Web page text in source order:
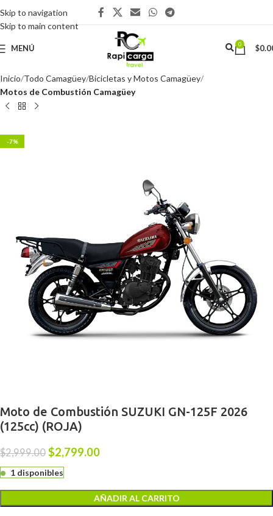
Skip to navigation
Skip to main content
MENÚ 0 $
Inicio Todo Camagüey Bicicletas y Motos Camagüey
Motos de Combustión Camagüey
-7%
Moto de Combustión SUZUKI GN-125F 2026
(125cc) (ROJA)
$2,999.00 $2,799.00
1 disponibles
AÑADIR AL CARRITO